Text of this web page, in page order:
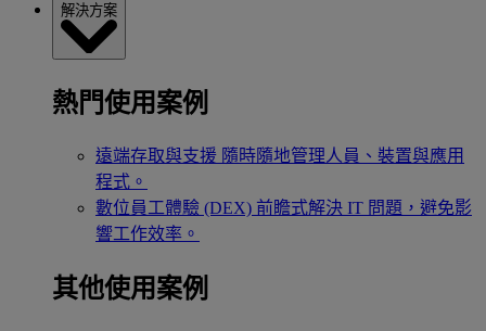
解決方案
熱門使用案例
遠端存取與支援 隨時隨地管理人員、裝置與應用
程式。
數位員工體驗 (DEX) 前瞻式解決 IT 問題，避免影
響工作效率。
其他使用案例